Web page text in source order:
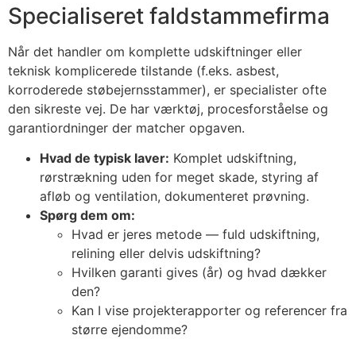
Specialiseret faldstammefirma
Når det handler om komplette udskiftninger eller
teknisk komplicerede tilstande (f.eks. asbest,
korroderede støbejernsstammer), er specialister ofte
den sikreste vej. De har værktøj, procesforståelse og
garantiordninger der matcher opgaven.
Hvad de typisk laver: Komplet udskiftning,
rørstrækning uden for meget skade, styring af
afløb og ventilation, dokumenteret prøvning.
Spørg dem om:
Hvad er jeres metode — fuld udskiftning,
relining eller delvis udskiftning?
Hvilken garanti gives (år) og hvad dækker
den?
Kan I vise projekterapporter og referencer fra
større ejendomme?